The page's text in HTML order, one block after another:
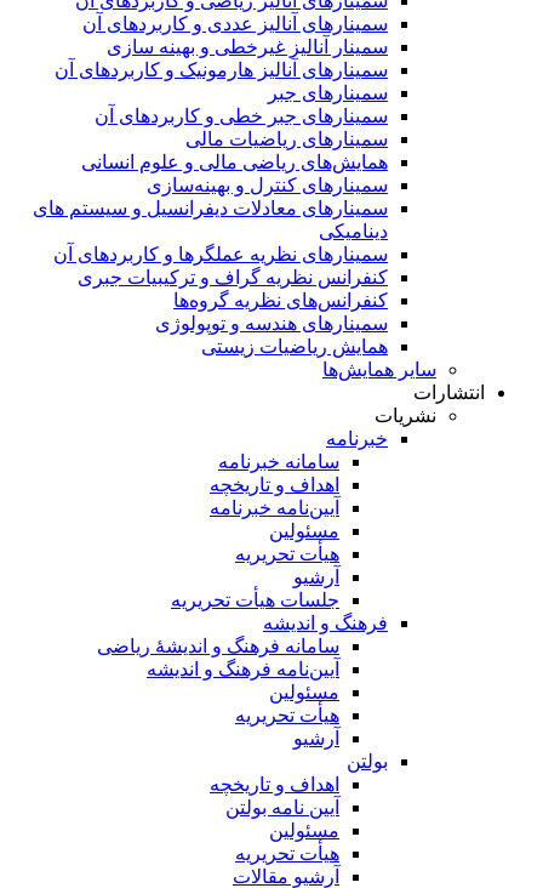
سمینارهای آنالیز عددی و کاربردهای آن
سمینار آنالیز غیرخطی و بهینه سازی
سمینارهای آنالیز هارمونیک و کاربردهای آن
سمینار‌های جبر
سمینارهای جبر خطی و کاربردهای آن
سمینار‌های ریاضیات مالی
همایش‌های ریاضی مالی و علوم انسانی
سمینارهای کنترل و بهینه‌سازی
سمینارهای معادلات دیفرانسیل و سیستم های
دینامیکی
سمینار‌های نظریه عملگرها و کاربردهای آن
کنفرانس نظریه گراف و ترکیبیات جبری
کنفرانس‌های نظریه گروه‌ها
سمینار‌های هندسه و توپولوژی
همایش ریاضیات زیستی
سایر همایش‌ها
انتشارات
نشریات
خبرنامه
سامانه خبرنامه
اهداف و تاریخچه
آیین‌نامه خبرنامه
مسئولین
هیأت تحریریه
آرشیو
جلسات هیأت تحریریه
فرهنگ و اندیشه
سامانه فرهنگ و اندیشۀ ریاضی
آیین‌نامه فرهنگ و اندیشه
مسئولین
هیأت تحریریه
آرشیو
بولتن
اهداف و تاریخچه
آیین نامه بولتن
مسئولین
هیأت تحریریه
آرشیو مقالات